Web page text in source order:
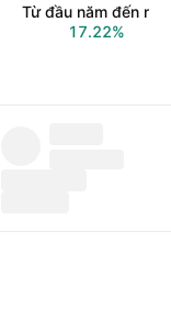
Từ đầu năm đến nay
17.22%